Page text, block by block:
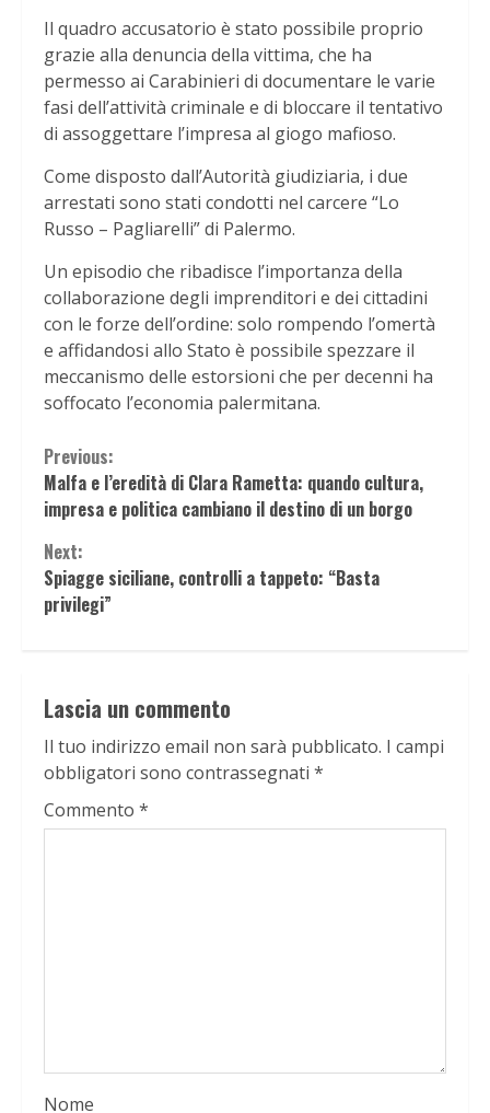
Il quadro accusatorio è stato possibile proprio
grazie alla denuncia della vittima, che ha
permesso ai Carabinieri di documentare le varie
fasi dell’attività criminale e di bloccare il tentativo
di assoggettare l’impresa al giogo mafioso.
Come disposto dall’Autorità giudiziaria, i due
arrestati sono stati condotti nel carcere “Lo
Russo – Pagliarelli” di Palermo.
Un episodio che ribadisce l’importanza della
collaborazione degli imprenditori e dei cittadini
con le forze dell’ordine: solo rompendo l’omertà
e affidandosi allo Stato è possibile spezzare il
meccanismo delle estorsioni che per decenni ha
soffocato l’economia palermitana.
Continue
Reading
Previous:
Malfa e l’eredità di Clara Rametta: quando cultura,
impresa e politica cambiano il destino di un borgo
Next:
Spiagge siciliane, controlli a tappeto: “Basta
privilegi”
Lascia un commento
Il tuo indirizzo email non sarà pubblicato. I campi
obbligatori sono contrassegnati *
Commento *
Nome